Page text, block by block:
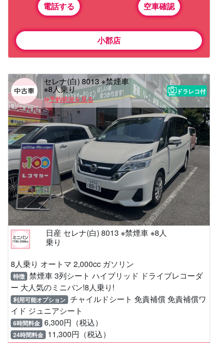
電話する 空車確認
小郡店
セレナ(白) 8013 ※禁煙車
※8人乗り
予約状況を見る
ドラレコ付
日産 セレナ(白) 8013 ※禁煙車 ※8人
乗り
8人乗り オートマ 2,000cc ガソリン
特徴 禁煙車 3列シート ハイブリッド ドライブレコーダ
ー 大人気のミニバン!8人乗り!
利用可能オプション チャイルドシート 免責補償 免責補償ワ
イド ジュニアシート
6時間料金 6,300円（税込）
24時間料金 11,300円（税込）